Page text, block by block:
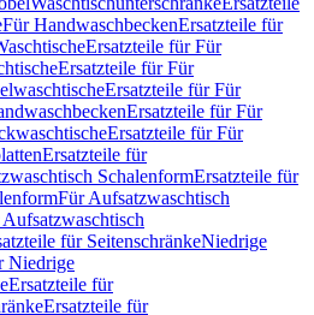
Für HandwaschbeckenErsatzteile für
Ersatzteile für Für
Ersatzteile für Für
Ersatzteile für Für
Ersatzteile für Für
Ersatzteile für Für
Ersatzteile für
SchalenformErsatzteile für
Für Aufsatzwaschtisch
für SeitenschränkeNiedrige
Niedrige
Ersatzteile für
Ersatzteile für